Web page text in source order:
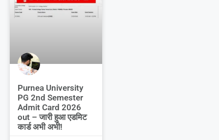
Purnea University
PG 2nd Semester
Admit Card 2026
out – जारी हुआ एडमिट
कार्ड अभी अभी!